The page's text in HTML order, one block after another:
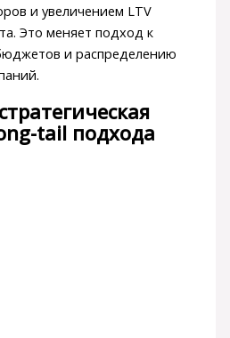
и увеличением LTV
Это меняет подход к
и распределению
tail подхода